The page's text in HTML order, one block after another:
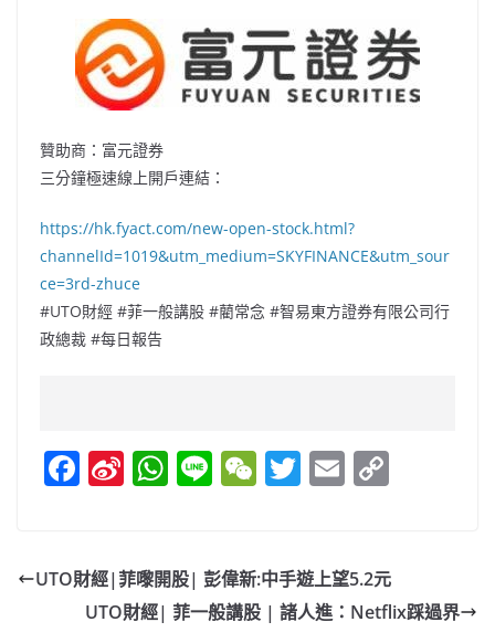
贊助商：富元證券
三分鐘極速線上開戶連結：
https://hk.fyact.com/new-open-stock.html?
channelId=1019&utm_medium=SKYFINANCE&utm_sour
ce=3rd-zhuce
#UTO財經 #菲一般講股 #藺常念 #智易東方證券有限公司行
政總裁 #每日報告
F
e
b
Si
W
ei
W
s
A
Li W
h
at
T
er
E
l y
Li
UTO財經|菲嚟開股| 彭偉新:中手遊上望5.2元
UTO財經| 菲一般講股 | 諸人進：Netflix踩過界